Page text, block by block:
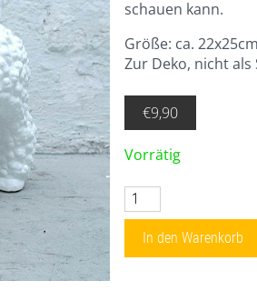
schauen kann.
Größe: ca. 22x25cm
Zur Deko, nicht als
€9,90
Vorrätig
Pudel weiß Menge
In den Warenkorb